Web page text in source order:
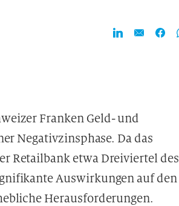
Franken Geld- und
Negativzinsphase. Da das
Retailbank etwa Dreiviertel des
Auswirkungen auf den
Herausforderungen.